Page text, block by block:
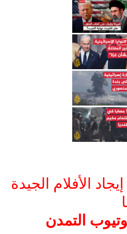
الأفلام الجيدة
التمدن